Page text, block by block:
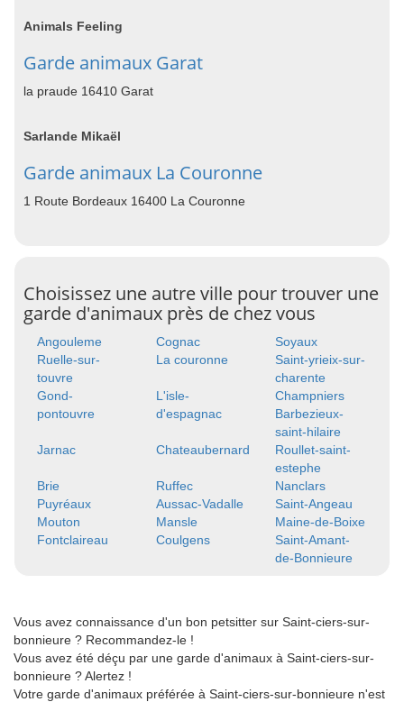
Animals Feeling
Garde animaux Garat
la praude 16410 Garat
Sarlande Mikaël
Garde animaux La Couronne
1 Route Bordeaux 16400 La Couronne
Choisissez une autre ville pour trouver une
garde d'animaux près de chez vous
Angouleme Cognac
Soyaux
Ruelle-sur-
touvre
La couronne
Saint-yrieix-sur-
charente
Gond-
pontouvre
L'isle-
d'espagnac
Champniers
Barbezieux-
saint-hilaire
Jarnac
Chateaubernard
Roullet-saint-
estephe
Brie
Ruffec
Nanclars
Puyréaux
Aussac-Vadalle
Saint-Angeau
Mouton
Mansle
Maine-de-Boixe
Fontclaireau
Coulgens
Saint-Amant-
de-Bonnieure
Vous avez connaissance d'un bon petsitter sur Saint-ciers-sur-
bonnieure ? Recommandez-le !
Vous avez été déçu par une garde d'animaux à Saint-ciers-sur-
bonnieure ? Alertez !
Votre garde d'animaux préférée à Saint-ciers-sur-bonnieure n'est